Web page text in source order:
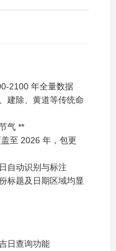
2100 年全量数据
建除、黄道等传统命
气 **
至 2026 年，包更
自动识别与标注
标题及日期区域均显
日查询功能